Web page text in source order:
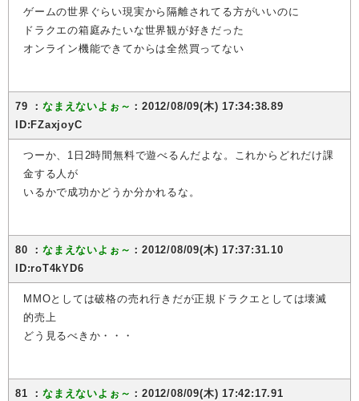
ゲームの世界ぐらい現実から隔離されてる方がいいのに
ドラクエの箱庭みたいな世界観が好きだった
オンライン機能できてからは全然買ってない
79 ：なまえないよぉ～ ：2012/08/09(木) 17:34:38.89
ID:FZaxjoyC
つーか、1日2時間無料で遊べるんだよな。これからどれだけ課
金する人が
いるかで成功かどうか分かれるな。
80 ：なまえないよぉ～ ：2012/08/09(木) 17:37:31.10
ID:roT4kYD6
MMOとしては破格の売れ行きだが正規ドラクエとしては壊滅
的売上
どう見るべきか・・・
81 ：なまえないよぉ～ ：2012/08/09(木) 17:42:17.91